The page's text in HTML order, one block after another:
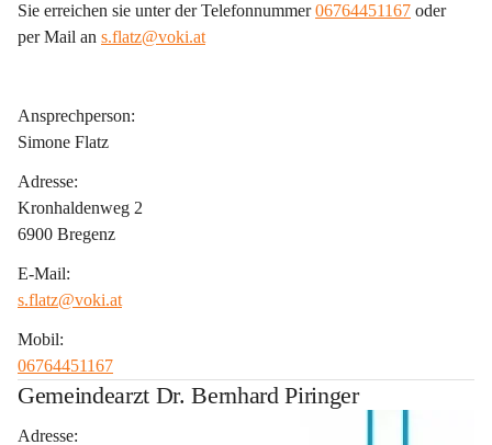
Sie erreichen sie unter der Telefonnummer 06764451167 oder
per Mail an s.flatz@voki.at
Ansprechperson:
Simone Flatz
Adresse:
Kronhaldenweg 2
6900 Bregenz
E-Mail:
s.flatz@voki.at
Mobil:
06764451167
Gemeindearzt Dr. Bernhard Piringer
Adresse: